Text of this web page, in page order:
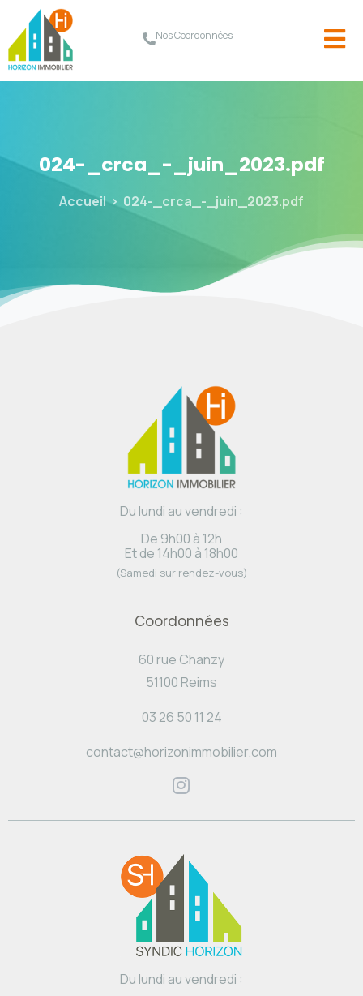
Nos Coordonnées
024-_crca_-_juin_2023.pdf
Accueil 024-_crca_-_juin_2023.pdf
Du lundi au vendredi :
De 9h00 à 12h
Et de 14h00 à 18h00
(Samedi sur rendez-vous)
Coordonnées
60 rue Chanzy
51100 Reims
03 26 50 11 24
contact@horizonimmobilier.com
Du lundi au vendredi :